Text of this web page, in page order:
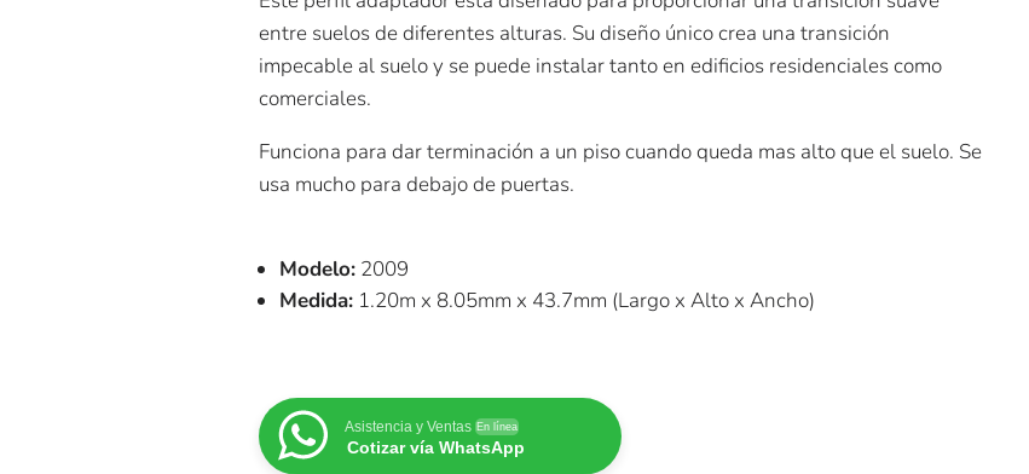
entre suelos de diferentes alturas. Su diseño único crea una transición
impecable al suelo y se puede instalar tanto en edificios residenciales como
comerciales.
Funciona para dar terminación a un piso cuando queda mas alto que el suelo. Se
usa mucho para debajo de puertas.
Modelo: 2009
Medida: 1.20m x 8.05mm x 43.7mm (Largo x Alto x Ancho)
Asistencia y Ventas En línea
Cotizar vía WhatsApp